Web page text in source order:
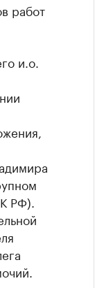
работ
и.о.
РФ).